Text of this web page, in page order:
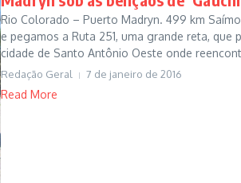
Rio Colorado – Puerto Madryn. 499 km
e pegamos a Ruta 251, uma grande reta, que
cidade de Santo Antônio Oeste onde
Redação Geral 7 de janeiro de 2016
Read More